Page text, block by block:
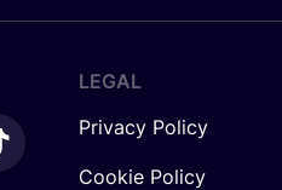
LEGAL
Privacy Policy
Cookie Policy